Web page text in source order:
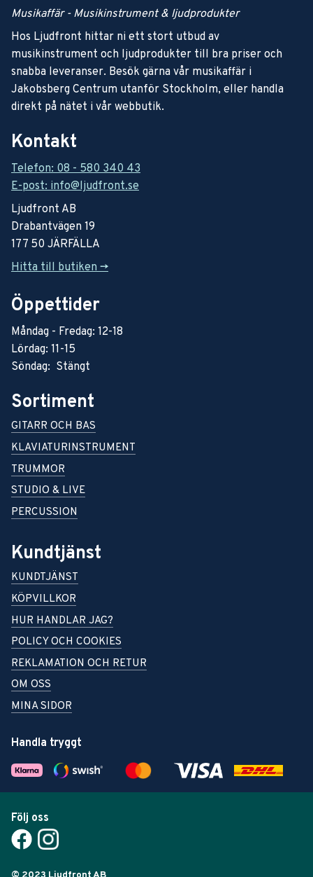
Musikaffär - Musikinstrument & ljudprodukter
Hos Ljudfront hittar ni ett stort utbud av
musikinstrument och ljudprodukter till bra priser och
snabba leveranser. Besök gärna vår musikaffär i
Jakobsberg Centrum utanför Stockholm, eller handla
direkt på nätet i vår webbutik.
Kontakt
Telefon: 08 - 580 340 43
E-post: info@ljudfront.se
Ljudfront AB
Drabantvägen 19
177 50 JÄRFÄLLA
Hitta till butiken ->
Öppettider
Måndag - Fredag: 12-18
Lördag: 11-15
Söndag: Stängt
Sortiment
GITARR OCH BAS
KLAVIATURINSTRUMENT
TRUMMOR
STUDIO & LIVE
PERCUSSION
Kundtjänst
KUNDTJÄNST
KÖPVILLKOR
HUR HANDLAR JAG?
POLICY OCH COOKIES
REKLAMATION OCH RETUR
OM OSS
MINA SIDOR
Handla tryggt
Följ oss